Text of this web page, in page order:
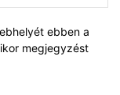
ebben a
megjegyzést